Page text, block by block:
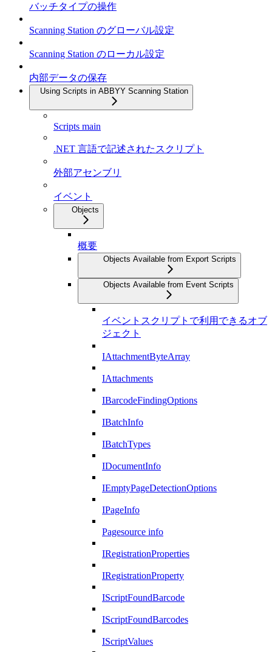
バッチタイプの操作
Scanning Station のグローバル設定
Scanning Station のローカル設定
内部データの保存
Using Scripts in ABBYY Scanning Station
Scripts main
.NET 言語で記述されたスクリプト
外部アセンブリ
イベント
Objects
概要
Objects Available from Export Scripts
Objects Available from Event Scripts
イベントスクリプトで利用できるオブ
ジェクト
IAttachmentByteArray
IAttachments
IBarcodeFindingOptions
IBatchInfo
IBatchTypes
IDocumentInfo
IEmptyPageDetectionOptions
IPageInfo
Pagesource info
IRegistrationProperties
IRegistrationProperty
IScriptFoundBarcode
IScriptFoundBarcodes
IScriptValues